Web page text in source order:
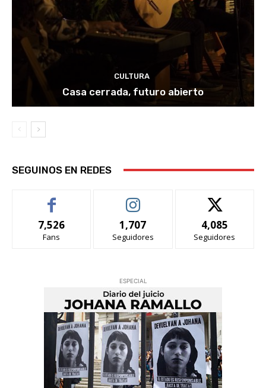
CULTURA
Casa cerrada, futuro abierto
SEGUINOS EN REDES
7,526
Fans
1,707
Seguidores
4,085
Seguidores
ESPECIAL